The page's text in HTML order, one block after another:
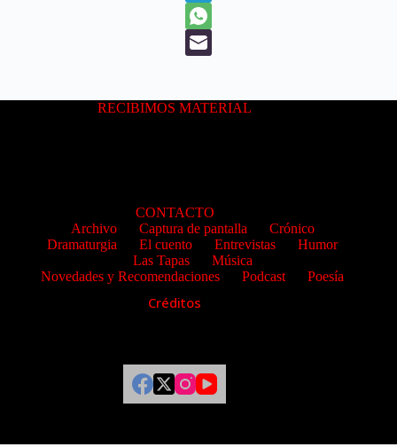
RECIBIMOS MATERIAL
CONTACTO
Archivo
Captura de pantalla
Crónico
Dramaturgia
El cuento Entrevistas
Humor
Las Tapas
Música
Novedades y Recomendaciones
Podcast Poesía
Créditos